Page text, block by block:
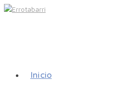
Inicio